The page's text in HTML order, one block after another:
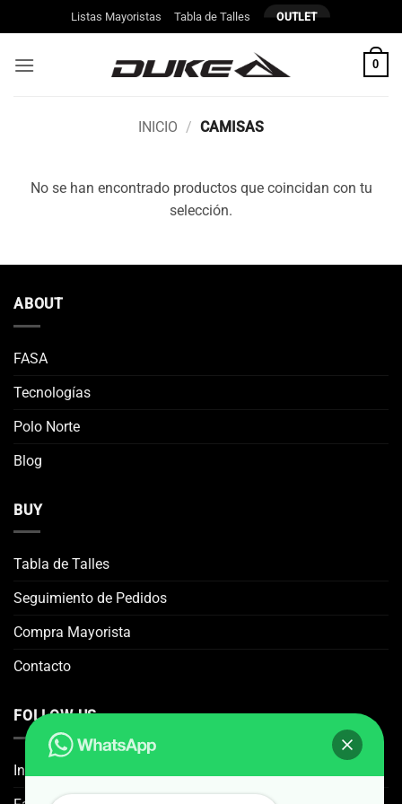
al
contenido
Listas Mayoristas Tabla de Talles OUTLET
0
INICIO / CAMISAS
No se han encontrado productos que coincidan con tu
selección.
ABOUT
FASA
Tecnologías
Polo Norte
Blog
BUY
Tabla de Talles
Seguimiento de Pedidos
Compra Mayorista
Contacto
FOLLOW US
Instagram